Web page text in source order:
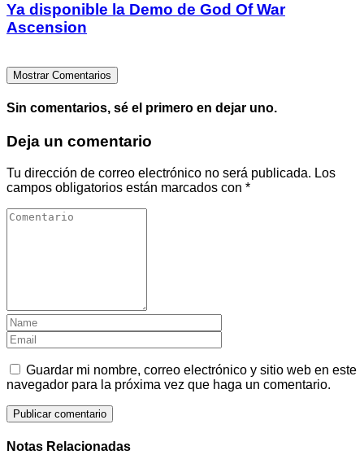
Ya disponible la Demo de God Of War
Ascension
Mostrar Comentarios
Sin comentarios, sé el primero en dejar uno.
Deja un comentario
Tu dirección de correo electrónico no será publicada. Los
campos obligatorios están marcados con *
Guardar mi nombre, correo electrónico y sitio web en este
navegador para la próxima vez que haga un comentario.
Notas Relacionadas